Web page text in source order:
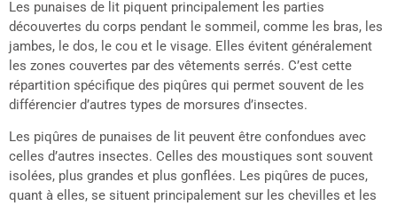
Les punaises de lit piquent principalement les parties
découvertes du corps pendant le sommeil, comme les bras, les
jambes, le dos, le cou et le visage. Elles évitent généralement
les zones couvertes par des vêtements serrés. C’est cette
répartition spécifique des piqûres qui permet souvent de les
différencier d’autres types de morsures d’insectes.
Les piqûres de punaises de lit peuvent être confondues avec
celles d’autres insectes. Celles des moustiques sont souvent
isolées, plus grandes et plus gonflées. Les piqûres de puces,
quant à elles, se situent principalement sur les chevilles et les